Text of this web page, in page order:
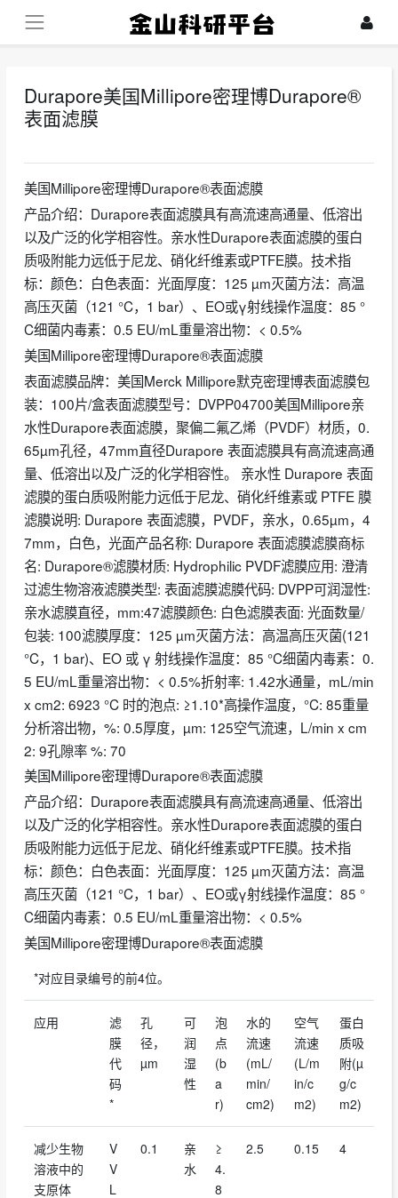
Durapore美国Millipore密理博Durapore®
表面滤膜
美国Millipore密理博Durapore®表面滤膜
产品介绍：Durapore表面滤膜具有高流速高通量、低溶出
以及广泛的化学相容性。亲水性Durapore表面滤膜的蛋白
质吸附能力远低于尼龙、硝化纤维素或PTFE膜。技术指
标：颜色：白色表面：光面厚度：125 µm灭菌方法：高温
高压灭菌（121 °C，1 bar）、EO或γ射线操作温度：85 °
C细菌内毒素：0.5 EU/mL重量溶出物：< 0.5%
美国Millipore密理博Durapore®表面滤膜
表面滤膜品牌：美国Merck Millipore默克密理博表面滤膜包
装：100片/盒表面滤膜型号：DVPP04700美国Millipore亲
水性Durapore表面滤膜，聚偏二氟乙烯（PVDF）材质，0.
65µm孔径，47mm直径Durapore 表面滤膜具有高流速高通
量、低溶出以及广泛的化学相容性。 亲水性 Durapore 表面
滤膜的蛋白质吸附能力远低于尼龙、硝化纤维素或 PTFE 膜
滤膜说明: Durapore 表面滤膜，PVDF，亲水，0.65µm，4
7mm，白色，光面产品名称: Durapore 表面滤膜滤膜商标
名: Durapore®滤膜材质: Hydrophilic PVDF滤膜应用: 澄清
过滤生物溶液滤膜类型: 表面滤膜滤膜代码: DVPP可润湿性:
亲水滤膜直径，mm:47滤膜颜色: 白色滤膜表面: 光面数量/
包装: 100滤膜厚度：125 µm灭菌方法：高温高压灭菌(121
°C，1 bar)、EO 或 γ 射线操作温度：85 °C细菌内毒素：0.
5 EU/mL重量溶出物：< 0.5%折射率: 1.42水通量，mL/min
x cm2: 6923 °C 时的泡点: ≥1.10*高操作温度，°C: 85重量
分析溶出物，%: 0.5厚度，µm: 125空气流速，L/min x cm
2: 9孔隙率 %: 70
美国Millipore密理博Durapore®表面滤膜
产品介绍：Durapore表面滤膜具有高流速高通量、低溶出
以及广泛的化学相容性。亲水性Durapore表面滤膜的蛋白
质吸附能力远低于尼龙、硝化纤维素或PTFE膜。技术指
标：颜色：白色表面：光面厚度：125 µm灭菌方法：高温
高压灭菌（121 °C，1 bar）、EO或γ射线操作温度：85 °
C细菌内毒素：0.5 EU/mL重量溶出物：< 0.5%
美国Millipore密理博Durapore®表面滤膜
*对应目录编号的前4位。
应用
滤
膜
代
码
*
孔
径，
µm
可
润
湿
性
泡
点
(b
a
r)
水的
流速
(mL/
min/
cm2)
空气
流速
(L/m
in/c
m2)
蛋白
质吸
附(µ
g/c
m2)
减少生物
溶液中的
支原体
V
V
L
0.1
亲
水
≥
4.
8
2.5 0.15 4